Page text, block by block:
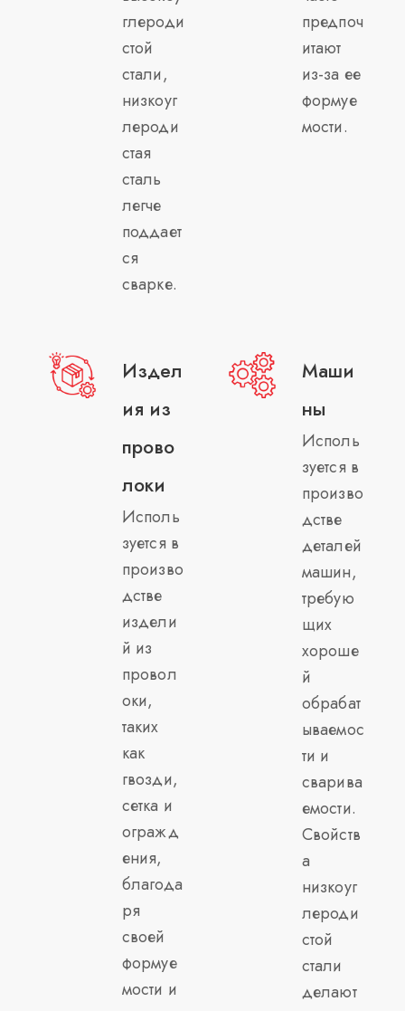
глероди
стой
стали,
низкоуг
лероди
стая
сталь
легче
поддает
ся
сварке.
предпоч
итают
из-за ее
формуе
мости.
Издел
ия из
прово
локи
Исполь
зуется в
произво
дстве
издели
й из
провол
оки,
таких
как
гвозди,
сетка и
огражд
ения,
благода
ря
своей
формуе
мости и
Маши
ны
Исполь
зуется в
произво
дстве
деталей
машин,
требую
щих
хороше
й
обрабат
ываемос
ти и
сварива
емости.
Свойств
а
низкоуг
лероди
стой
стали
делают